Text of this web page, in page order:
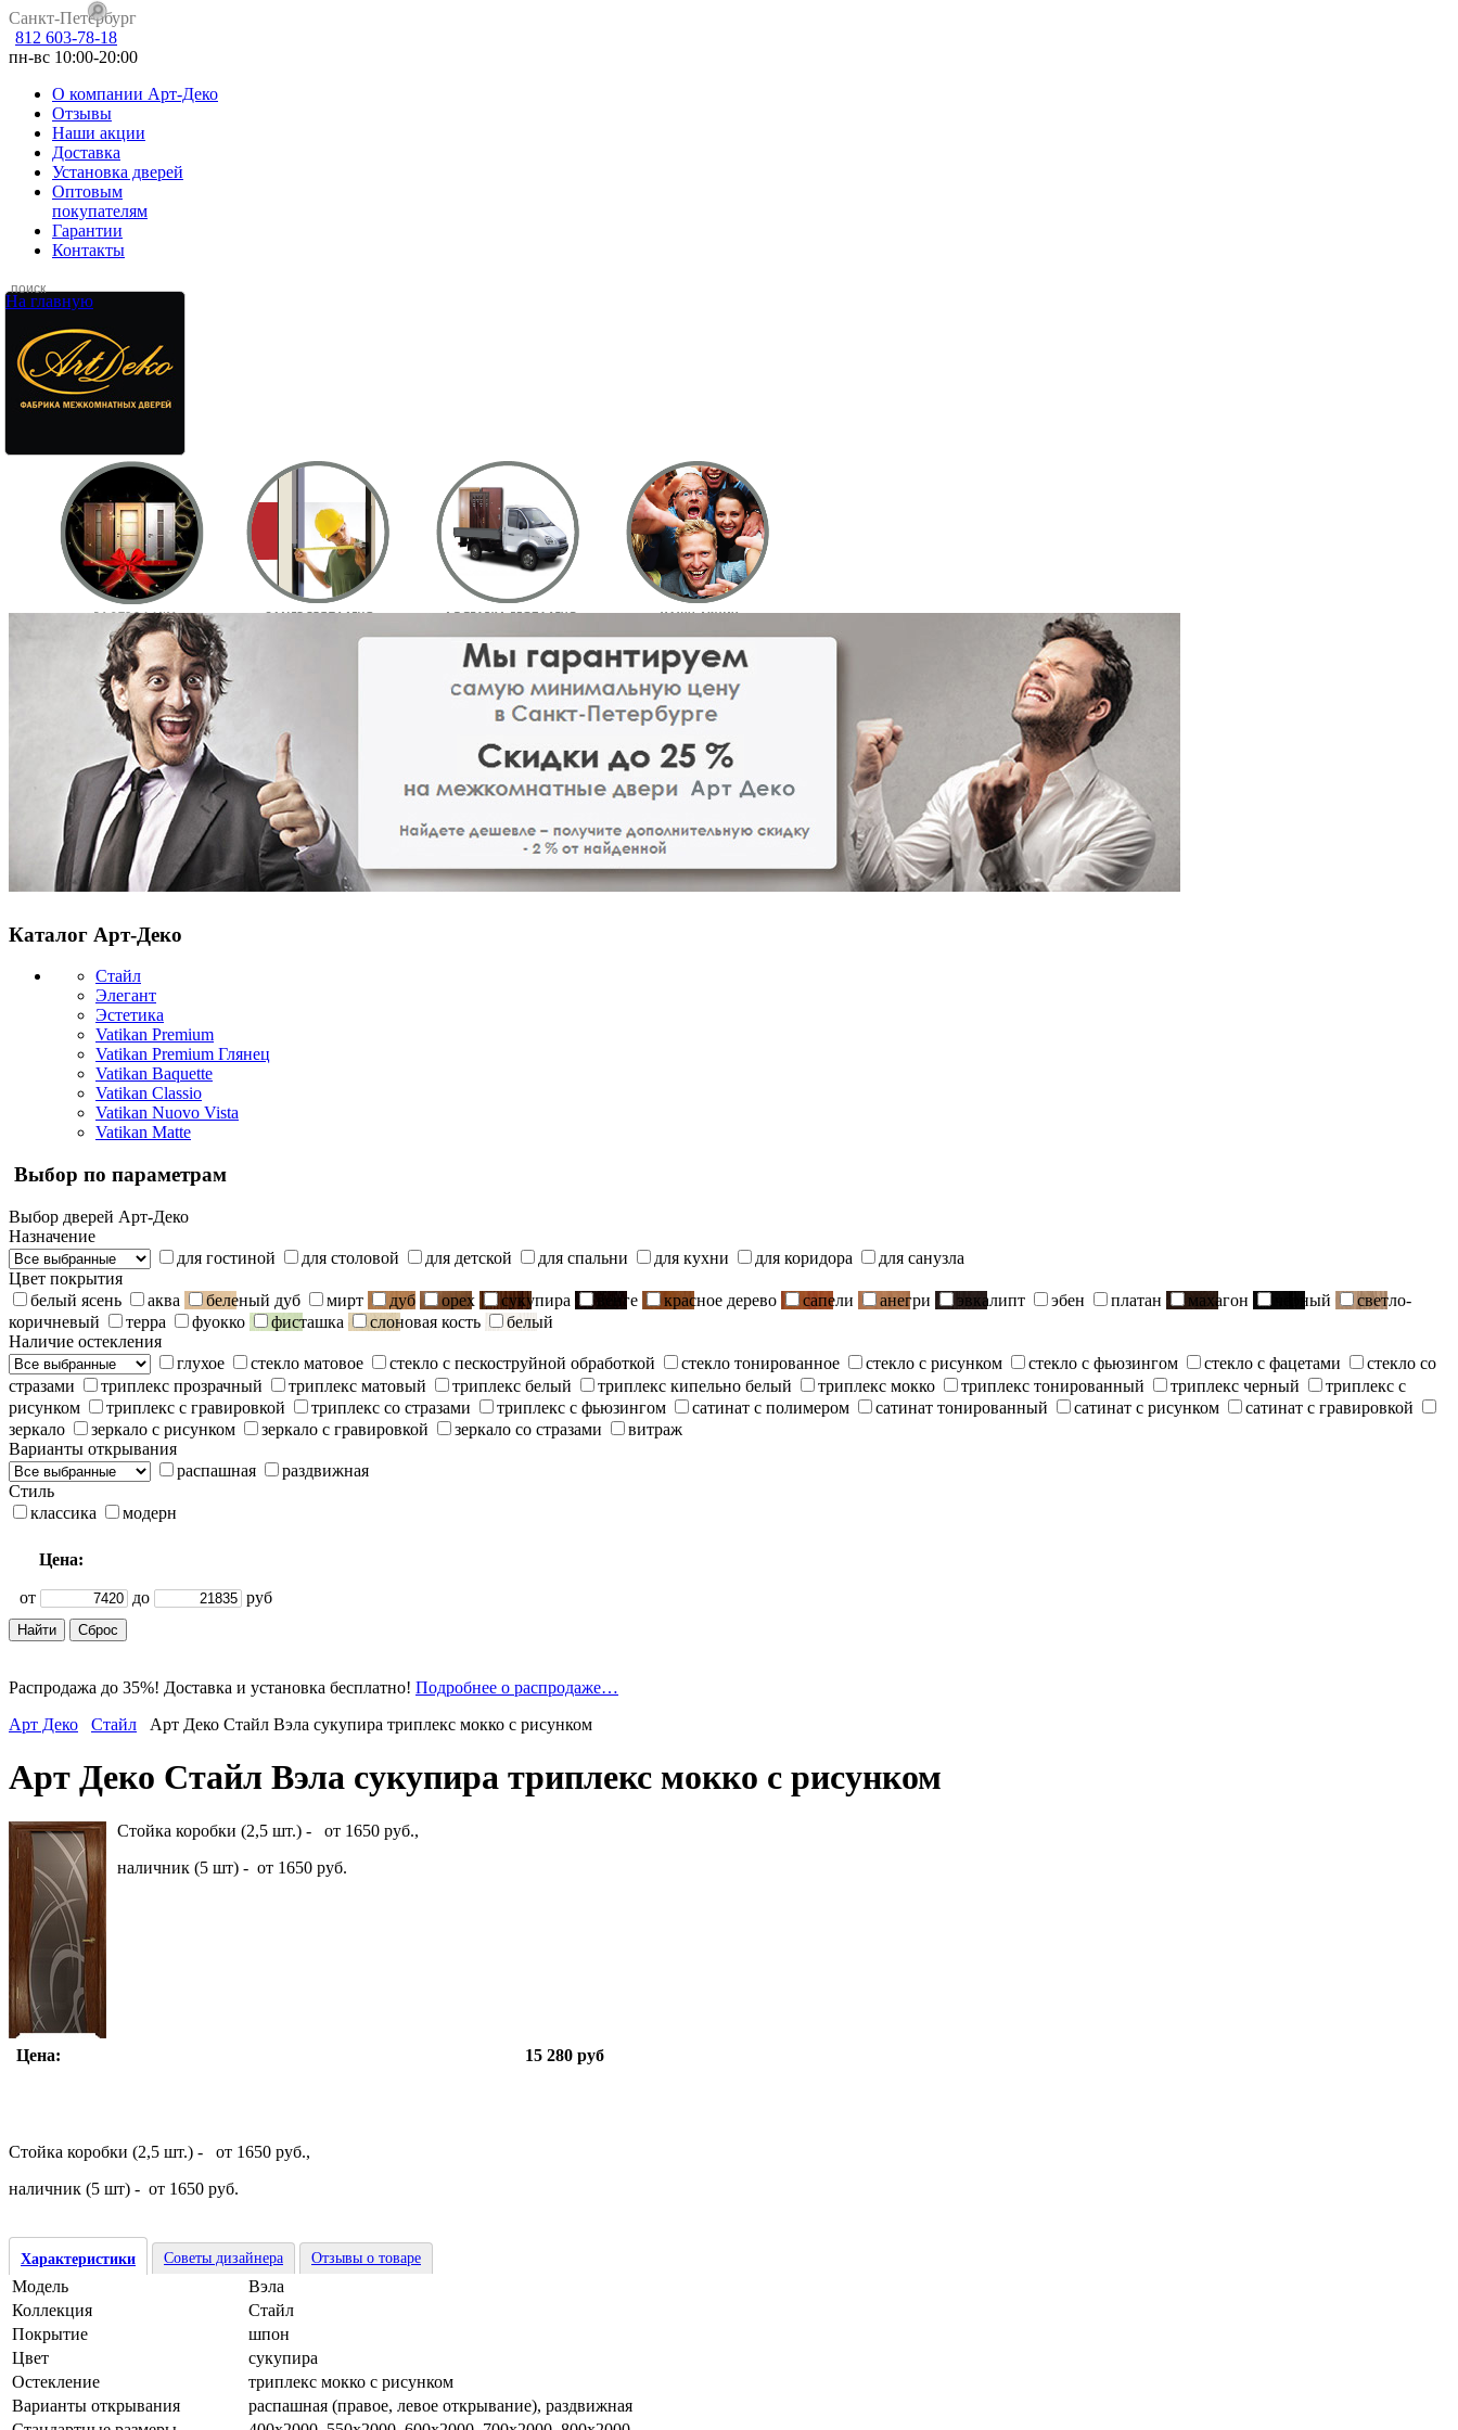
Санкт-Петербург
812 603-78-18
пн-вс 10:00-20:00
О компании Арт-Деко
Отзывы
Наши акции
Доставка
Установка дверей
Оптовым
покупателям
Гарантии
Контакты
На главную
Каталог Арт-Деко
Стайл
Элегант
Эстетика
Vatikan Premium
Vatikan Premium Глянец
Vatikan Baquette
Vatikan Classio
Vatikan Nuovo Vista
Vatikan Matte
Выбор по параметрам
Выбор дверей Арт-Деко
Назначение
для гостиной
для столовой для детской для спальни для кухни для коридора
для санузла
Цвет покрытия
белый ясень
аква беленый дуб мирт дуб орех сукупира венге красное дерево сапели анегри эвкалипт эбен платан махагон черный
светло-
коричневый
терра фуокко фисташка слоновая кость
белый
Наличие остекления
глухое
стекло матовое стекло с пескоструйной обработкой стекло тонированное стекло с рисунком стекло с фьюзингом стекло с фацетами
стекло со
стразами
триплекс прозрачный триплекс матовый триплекс белый триплекс кипельно белый триплекс мокко триплекс тонированный триплекс черный
триплекс с
рисунком
триплекс с гравировкой триплекс со стразами триплекс с фьюзингом сатинат с полимером сатинат тонированный сатинат с рисунком
сатинат с гравировкой
зеркало
зеркало с рисунком зеркало с гравировкой зеркало со стразами
витраж
Варианты открывания
распашная
раздвижная
Стиль
классика
модерн
Цена:
от до руб
Распродажа до 35%! Доставка и установка бесплатно! Подробнее о распродаже…
Арт Деко
Стайл Арт Деко Стайл Вэла сукупира триплекс мокко с рисунком
Арт Деко Стайл Вэла сукупира триплекс мокко с рисунком
Стойка коробки (2,5 шт.) - от 1650 руб.,
наличник (5 шт) - от 1650 руб.
Цена: 15 280 руб
Стойка коробки (2,5 шт.) - от 1650 руб.,
наличник (5 шт) - от 1650 руб.
Характеристики Советы дизайнера Отзывы о товаре
Модель
Вэла
Коллекция
Стайл
Покрытие
шпон
Цвет
сукупира
Остекление
триплекс мокко с рисунком
Варианты открывания
распашная (правое, левое открывание), раздвижная